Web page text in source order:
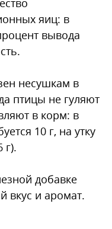
яиц: в
вывода
несушкам в
птицы не гуляют
в корм: в
10 г, на утку
г).
добавке
вкус и аромат.